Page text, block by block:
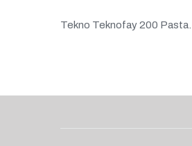
Tekno Teknofay 200 Pasta...